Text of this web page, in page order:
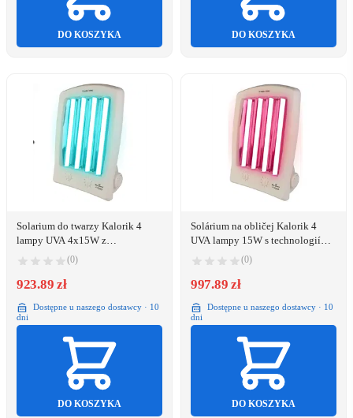
DO KOSZYKA DO KOSZYKA
Solarium do twarzy Kalorik 4
lampy UVA 4x15W z
automatycznym wyłączaniem
(0)
923.89 zł
Dostępne u naszego dostawcy · 10
dni
DO KOSZYKA
Solárium na obličej Kalorik 4
UVA lampy 15W s technologií
(0)
997.89 zł
Dostępne u naszego dostawcy · 10
dni
DO KOSZYKA